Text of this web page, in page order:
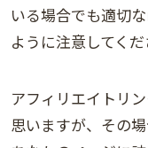
いる場合でも適切
ように注意してくだ
アフィリエイトリ
思いますが、その